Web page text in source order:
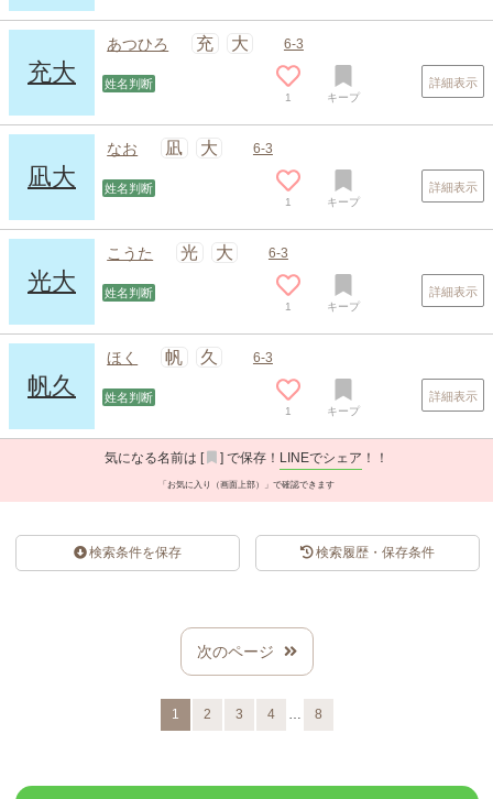
充大
あつひろ 充 大 6-3
姓名判断
1 キープ
詳細表示
凪大
なお 凪 大 6-3
姓名判断
1 キープ
詳細表示
光大
こうた 光 大 6-3
姓名判断
1 キープ
詳細表示
帆久
ほく 帆 久 6-3
姓名判断
1 キープ
詳細表示
気になる名前は [ ] で保存！ LINEでシェア ！！
「お気に入り（画面上部）」で確認できます
検索条件を保存 検索履歴・保存条件
次のページ
1 2 3 4 … 8